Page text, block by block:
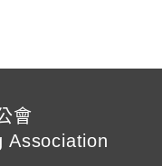
會
Association